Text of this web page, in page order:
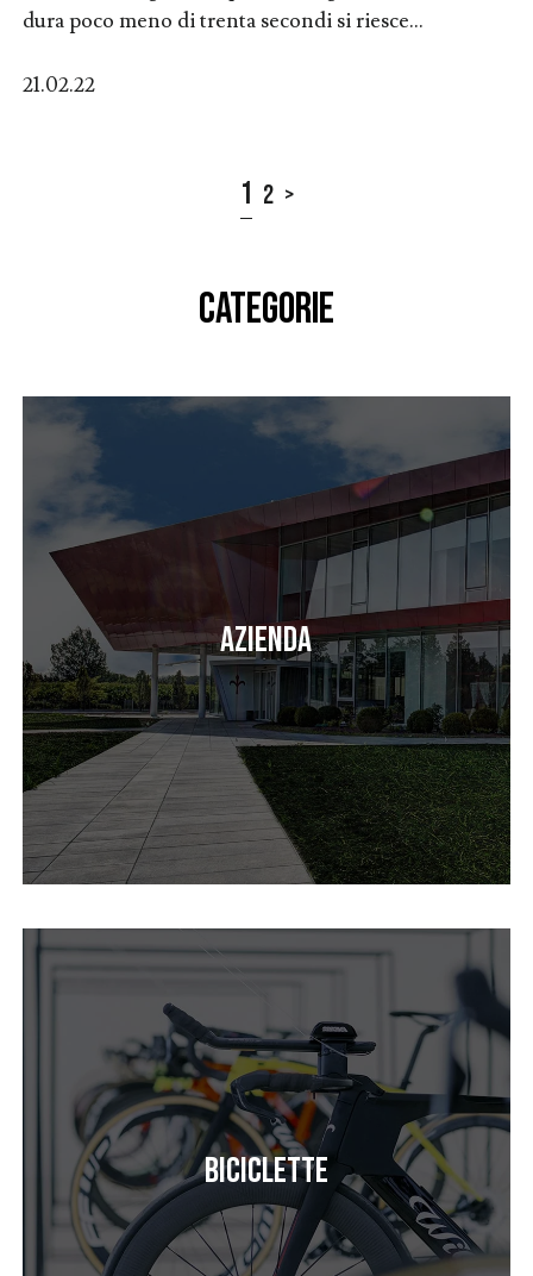
dura poco meno di trenta secondi si riesce...
21.02.22
1 2 >
CATEGORIE
Azienda
Biciclette